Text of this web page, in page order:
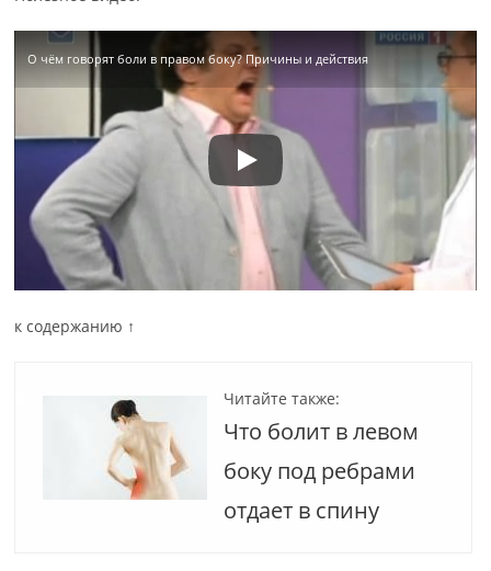
О чём говорят боли в правом боку? Причины и действия
к содержанию ↑
Читайте также:
Что болит в левом
боку под ребрами
отдает в спину